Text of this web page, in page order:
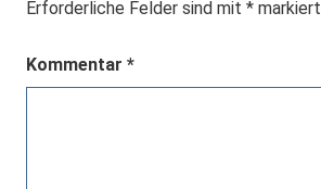
Erforderliche Felder sind mit * markiert
Kommentar *